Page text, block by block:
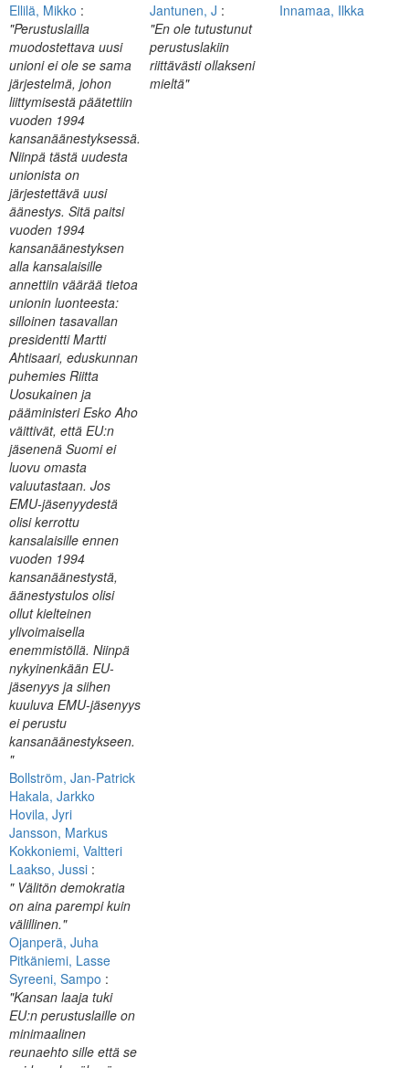
Ellilä, Mikko :
"Perustuslailla
muodostettava uusi
unioni ei ole se sama
järjestelmä, johon
liittymisestä päätettiin
vuoden 1994
kansanäänestyksessä.
Niinpä tästä uudesta
unionista on
järjestettävä uusi
äänestys. Sitä paitsi
vuoden 1994
kansanäänestyksen
alla kansalaisille
annettiin väärää tietoa
unionin luonteesta:
silloinen tasavallan
presidentti Martti
Ahtisaari, eduskunnan
puhemies Riitta
Uosukainen ja
pääministeri Esko Aho
väittivät, että EU:n
jäsenenä Suomi ei
luovu omasta
valuutastaan. Jos
EMU-jäsenyydestä
olisi kerrottu
kansalaisille ennen
vuoden 1994
kansanäänestystä,
äänestystulos olisi
ollut kielteinen
ylivoimaisella
enemmistöllä. Niinpä
nykyinenkään EU-
jäsenyys ja siihen
kuuluva EMU-jäsenyys
ei perustu
kansanäänestykseen.
"
Bollström, Jan-Patrick
Hakala, Jarkko
Hovila, Jyri
Jansson, Markus
Kokkoniemi, Valtteri
Laakso, Jussi :
" Välitön demokratia
on aina parempi kuin
välillinen."
Ojanperä, Juha
Pitkäniemi, Lasse
Syreeni, Sampo :
"Kansan laaja tuki
EU:n perustuslaille on
minimaalinen
reunaehto sille että se
Jantunen, J :
"En ole tutustunut
perustuslakiin
riittävästi ollakseni
mieltä"
Innamaa, Ilkka